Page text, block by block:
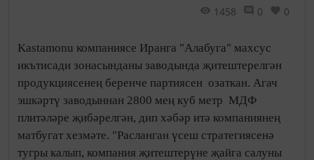
1458 0 0
Kastamonu компаниясе Иранга "Алабуга" махсус
икътисади зонасынданы заводында җитештерелгән
продукциясенең беренче партиясен озаткан. Агач
эшкәртү заводыннан 2800 мең куб метр МДФ
плитәләре җибәрелгән, дип хәбәр итә компаниянең
матбугат хезмәте. "Расланган үсеш стратегиясенә
тугры калып, компания җитештерүне җайга салуны